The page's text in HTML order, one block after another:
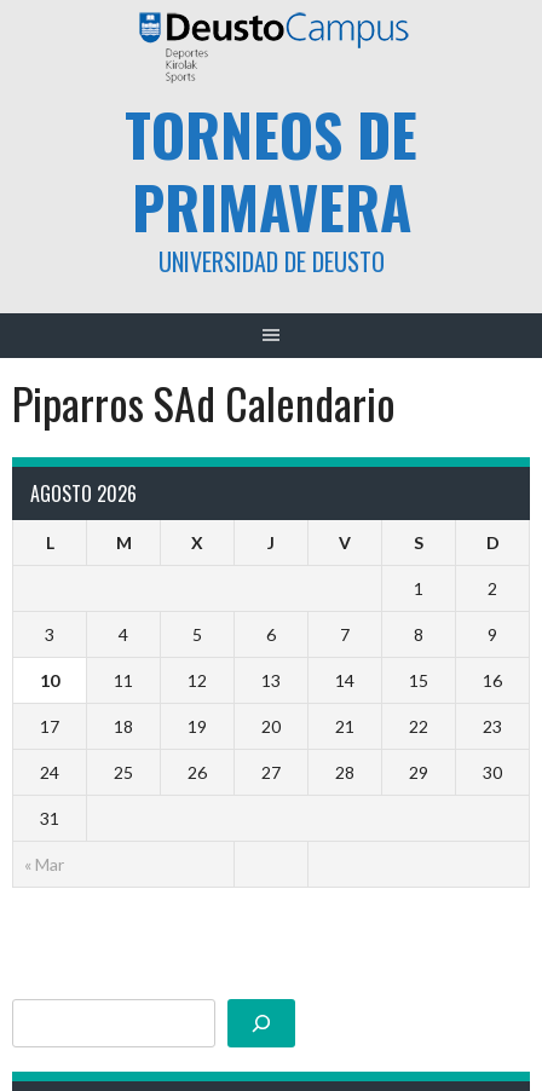
TORNEOS DE
PRIMAVERA
UNIVERSIDAD DE DEUSTO
Piparros SAd Calendario
AGOSTO 2026
L M X J V S D
« Mar
1 2
3 4 5 6 7 8 9
10 11 12 13 14 15 16
17 18 19 20 21 22 23
24 25 26 27 28 29 30
31